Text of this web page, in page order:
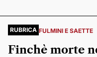
RUBRICA FULMINI E SAETTE
Finchè morte